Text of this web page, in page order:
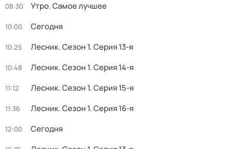
08:30 Утро. Самое лучшее
10:00 Сегодня
10:25 Лесник. Сезон 1. Серия 13-я
10:48 Лесник. Сезон 1. Серия 14-я
11:12 Лесник. Сезон 1. Серия 15-я
11:36 Лесник. Сезон 1. Серия 16-я
12:00 Сегодня